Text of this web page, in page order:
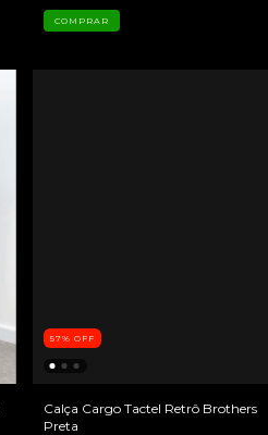
COMPRAR
57% OFF
Calça Cargo Tactel Retrô Brothers
Preta